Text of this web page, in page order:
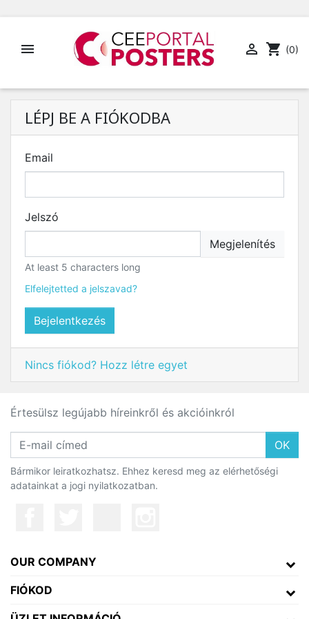
  shopping_cart (0)
LÉPJ BE A FIÓKODBA
Email
Jelszó
Megjelenítés
At least 5 characters long
Elfelejtetted a jelszavad?
Bejelentkezés
Nincs fiókod? Hozz létre egyet
Értesülsz legújabb híreinkről és akcióinkról
OK
Bármikor leiratkozhatsz. Ehhez keresd meg az elérhetőségi
adatainkat a jogi nyilatkozatban.
OUR COMPANY
FIÓKOD